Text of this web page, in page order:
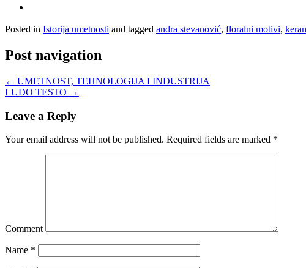
Posted in Istorija umetnosti and tagged andra stevanović, floralni motivi,
Post navigation
← UMETNOST, TEHNOLOGIJA I INDUSTRIJA
LUDO TESTO →
Leave a Reply
Your email address will not be published. Required fields are marked *
Comment
Name *